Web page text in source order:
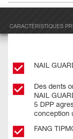
CARACTÉRISTIQUES
NAIL
Des dents
NAIL
5 DPP
conception
FANG